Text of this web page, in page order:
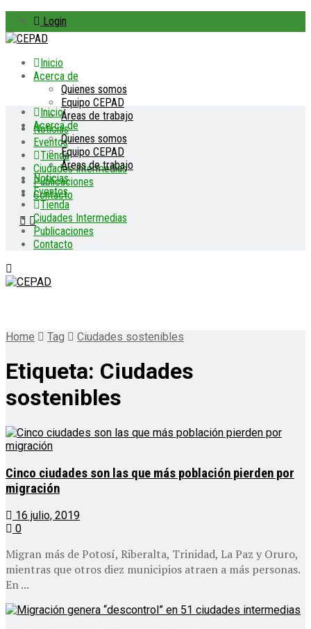
Login
Inicio
Acerca de
Quienes somos
Equipo CEPAD
Áreas de trabajo
Noticias
Eventos
Tienda
Ciudades Intermedias
Publicaciones
Contacto
Inicio
Acerca de
Quienes somos
Equipo CEPAD
Áreas de trabajo
Noticias
Eventos
Tienda
Ciudades Intermedias
Publicaciones
Contacto
Home Tag Ciudades sostenibles
Etiqueta: Ciudades
sostenibles
Cinco ciudades son las que más población pierden por
migración
16 julio, 2019
0
Migran más de Potosí, Riberalta, Trinidad, La Paz y Oruro,
mientras que otros diez municipios atraen a más personas.
En ...